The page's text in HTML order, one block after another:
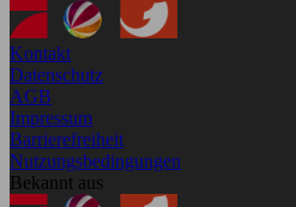
Kontakt
Datenschutz
AGB
Impressum
Barrierefreiheit
Nutzungsbedingungen
Bekannt aus